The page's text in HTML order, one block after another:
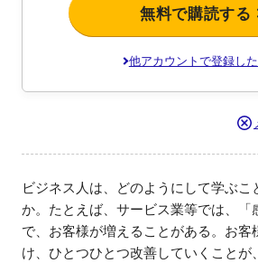
無料で購読する
他アカウントで登録し
ビジネス人は、どのようにして学ぶこ
か。たとえば、サービス業等では、「
で、お客様が増えることがある。お客
け、ひとつひとつ改善していくことが